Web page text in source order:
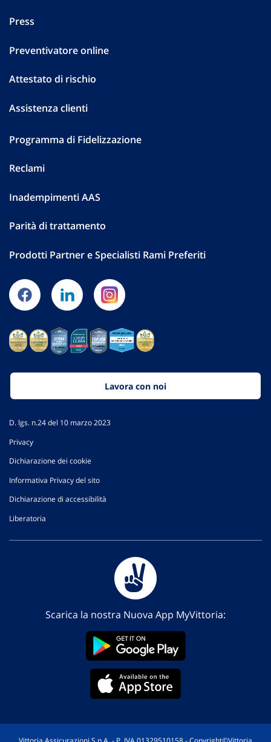
Press
Preventivatore online
Attestato di rischio
Assistenza clienti
Programma di Fidelizzazione
Reclami
Inadempimenti AAS
Parità di trattamento
Prodotti Partner e Specialisti Rami Preferiti
Lavora con noi
D. lgs. n.24 del 10 marzo 2023
Privacy
Dichiarazione dei cookie
Informativa Privacy del sito
Dichiarazione di accessibilità
Liberatoria
Scarica la nostra Nuova App MyVittoria:
Vittoria Assicurazioni S.p.A. - P. IVA 01329510158 - Copyright©Vittoria